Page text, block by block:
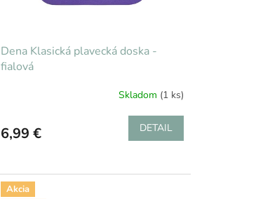
Dena Klasická plavecká doska -
fialová
Skladom (1 ks)
6,99 € DETAIL
Akcia